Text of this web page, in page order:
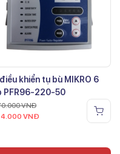
khiển tụ bù MIKRO 6
PFR96-220-50
VNĐ
VNĐ